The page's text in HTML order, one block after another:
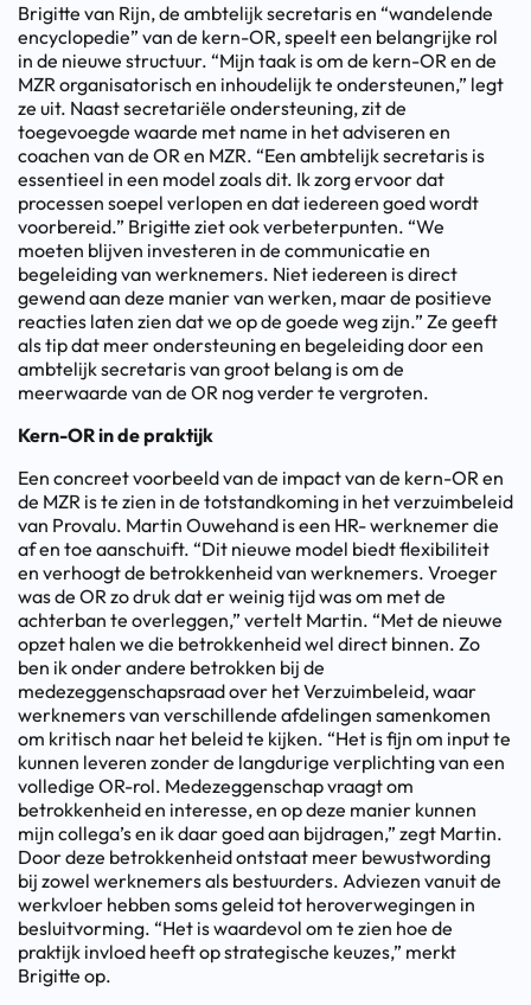
Brigitte van Rijn, de ambtelijk secretaris en “wandelende
encyclopedie” van de kern-OR, speelt een belangrijke rol
in de nieuwe structuur. “Mijn taak is om de kern-OR en de
MZR organisatorisch en inhoudelijk te ondersteunen,” legt
ze uit. Naast secretariële ondersteuning, zit de
toegevoegde waarde met name in het adviseren en
coachen van de OR en MZR. “Een ambtelijk secretaris is
essentieel in een model zoals dit. Ik zorg ervoor dat
processen soepel verlopen en dat iedereen goed wordt
voorbereid.” Brigitte ziet ook verbeterpunten. “We
moeten blijven investeren in de communicatie en
begeleiding van werknemers. Niet iedereen is direct
gewend aan deze manier van werken, maar de positieve
reacties laten zien dat we op de goede weg zijn.” Ze geeft
als tip dat meer ondersteuning en begeleiding door een
ambtelijk secretaris van groot belang is om de
meerwaarde van de OR nog verder te vergroten.
Kern-OR in de praktijk
Een concreet voorbeeld van de impact van de kern-OR en
de MZR is te zien in de totstandkoming in het verzuimbeleid
van Provalu. Martin Ouwehand is een HR- werknemer die
af en toe aanschuift. “Dit nieuwe model biedt flexibiliteit
en verhoogt de betrokkenheid van werknemers. Vroeger
was de OR zo druk dat er weinig tijd was om met de
achterban te overleggen,” vertelt Martin. “Met de nieuwe
opzet halen we die betrokkenheid wel direct binnen. Zo
ben ik onder andere betrokken bij de
medezeggenschapsraad over het Verzuimbeleid, waar
werknemers van verschillende afdelingen samenkomen
om kritisch naar het beleid te kijken. “Het is fijn om input te
kunnen leveren zonder de langdurige verplichting van een
volledige OR-rol. Medezeggenschap vraagt om
betrokkenheid en interesse, en op deze manier kunnen
mijn collega’s en ik daar goed aan bijdragen,” zegt Martin.
Door deze betrokkenheid ontstaat meer bewustwording
bij zowel werknemers als bestuurders. Adviezen vanuit de
werkvloer hebben soms geleid tot heroverwegingen in
besluitvorming. “Het is waardevol om te zien hoe de
praktijk invloed heeft op strategische keuzes,” merkt
Brigitte op.